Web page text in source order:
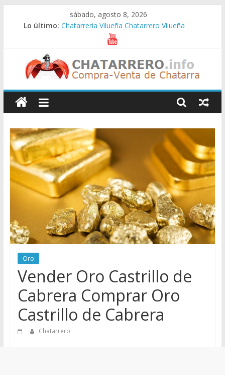
sábado, agosto 8, 2026
Lo último: Chatarreria Vilueña Chatarrero Vilueña
Chatarreria Zuera Chatarrero Zuera
Chatarreria Zaragoza Chatarrero Zaragoza
Chatarreria Zaida Chatarrero Zaida
Chatarreria Vistabella Chatarrero Vistabella
Chatarreros
–
Precio
de
Chatarra
Directorio
de
Chatarreros
para
vender
Chatarra
Oro
Vender Oro Castrillo de
Cabrera Comprar Oro
Castrillo de Cabrera
Chatarrero